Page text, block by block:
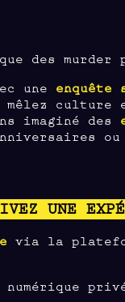
des murder
une enquête
mêlez culture
imaginé des
UNE
via la
numérique